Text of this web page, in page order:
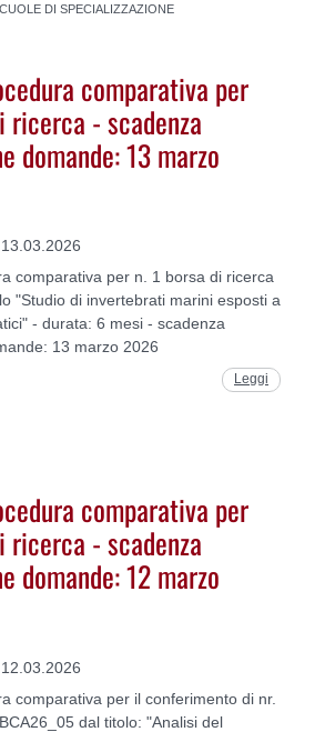
DI SPECIALIZZAZIONE
comparativa per
ricerca - scadenza
domande: 13 marzo
comparativa per n. 1 borsa di ricerca
"Studio di invertebrati marini esposti a
- durata: 6 mesi - scadenza
13 marzo 2026
Leggi
comparativa per
ricerca - scadenza
domande: 12 marzo
comparativa per il conferimento di nr.
dal titolo: "Analisi del